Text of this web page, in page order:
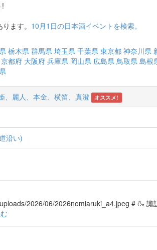
!
ます。 10月1日の日本酒イベントを検索。
栃木県 群馬県 埼玉県 千葉県 東京都 神奈川県
京都府 大阪府 兵庫県 岡山県 広島県 鳥取県 島根
、麗人、本金、横笛、真澄
オススメ!
沿い)
2026/06/2026nomiaruki_a4.jpeg # 🍶 諏